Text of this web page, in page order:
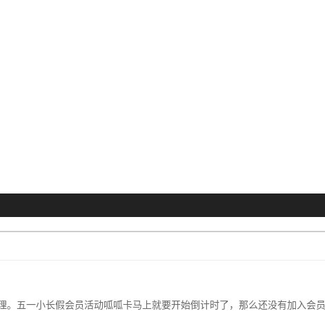
。五一小长假会员活动呱呱卡马上就要开始倒计时了，那么还没有加入会员